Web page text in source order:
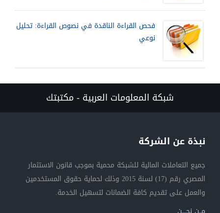
فحص القراءة الناقدة في نصوص القراءة: تحليل
نوعي
شبكة المعلومات العربية - مكتبتك
نبذة عن الشركة
جميع التعاملات المالية للشبكة محمية بموجب قانون الاستثمار
المصري رقم (17) لسنة 2015 وذلك لحماية حقوق المستخدمين
والعمل على تقديم كافة الضمانات لتسهيل الخدمة.